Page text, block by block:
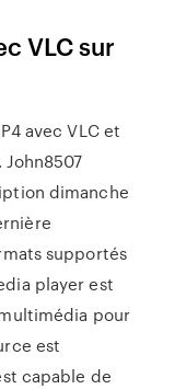
VLC sur
avec VLC et
dimanche
supportés
player est
pour
est
capable de